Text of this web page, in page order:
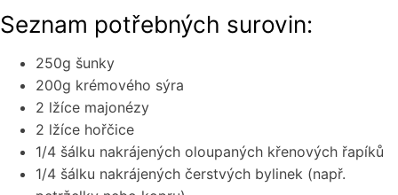
Seznam potřebných surovin:
250g šunky
200g krémového sýra
2 lžíce majonézy
2 lžíce hořčice
1/4 šálku nakrájených oloupaných křenových řapíků
1/4 šálku nakrájených čerstvých bylinek (např.